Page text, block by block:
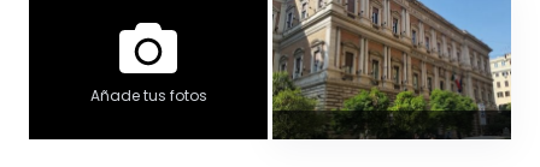
Añade tus fotos